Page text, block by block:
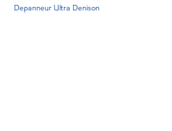
Depanneur Ultra Denison